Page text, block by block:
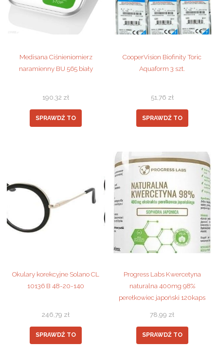
Medisana Ciśnieniomierz
naramienny BU 565 biały
190,32 zł
SPRAWDŹ TO
CooperVision Biofinity Toric
Aquaform 3 szt.
51,76 zł
SPRAWDŹ TO
Okulary korekcyjne Solano CL
10136 B 48-20-140
246,79 zł
SPRAWDŹ TO
Progress Labs Kwercetyna
naturalna 400mg 98%
perełkowiec japoński 120kaps
78,99 zł
SPRAWDŹ TO